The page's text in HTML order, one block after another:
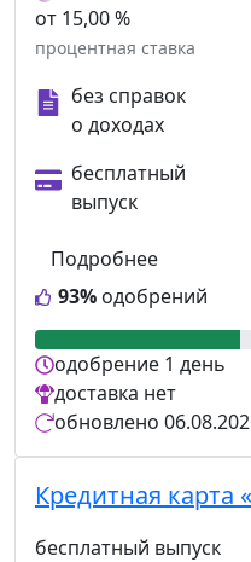
от 15,00 %
процентная ставка
без справок
о доходах
бесплатный
выпуск
93% одобрений
Подробнее
одобрение 1 день
доставка нет
обновлено
Кредитная карта
бесплатный выпуск